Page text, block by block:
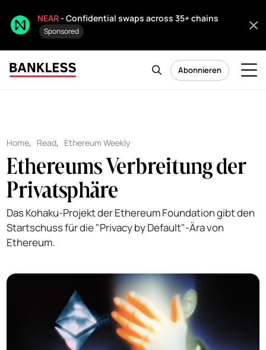
NEAR- Confidential swaps across 35+ chains
Sponsored
Abonnieren
Home, Read, Ethereum Weekly
Ethereums Verbreitung der
Privatsphäre
Das Kohaku-Projekt der Ethereum Foundation gibt den
Startschuss für die "Privacy by Default"-Ära von
Ethereum.